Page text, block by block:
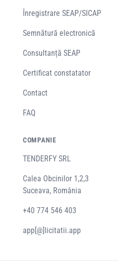
Înregistrare SEAP/SICAP
Semnătură electronică
Consultanță SEAP
Certificat constatator
Contact
FAQ
COMPANIE
TENDERFY SRL
Calea Obcinilor 1,2,3
Suceava, România
+40 774 546 403
app[@]licitatii.app